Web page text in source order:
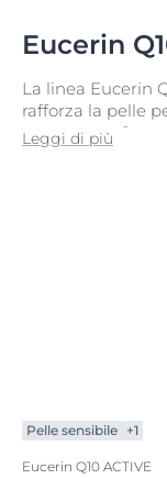
Eucerin
La linea Eucerin
rafforza la pelle
prematuro.
naturale
attacchi dei
cellule
una migliore
profondità di
antiossidanti
Leggi di più
Pelle sensibile +1
Eucerin Q10 ACTIVE